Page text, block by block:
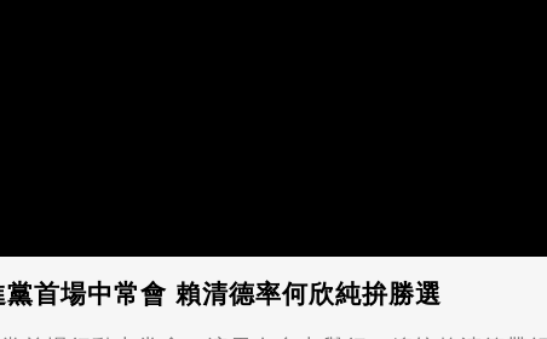
黨首場中常會 賴清德率何欣純拚勝選